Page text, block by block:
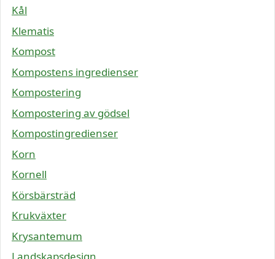
Kål
Klematis
Kompost
Kompostens ingredienser
Kompostering
Kompostering av gödsel
Kompostingredienser
Korn
Kornell
Körsbärsträd
Krukväxter
Krysantemum